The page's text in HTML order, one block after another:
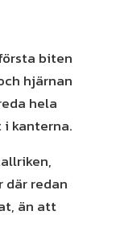
biten
hjärnan
hela
kanterna.
där redan
än att